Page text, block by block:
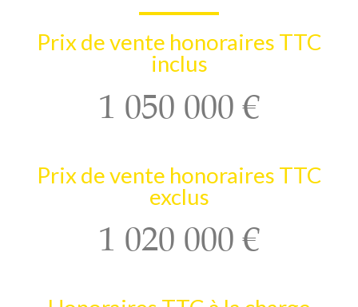
Prix de vente honoraires TTC
inclus
1 050 000 €
Prix de vente honoraires TTC
exclus
1 020 000 €